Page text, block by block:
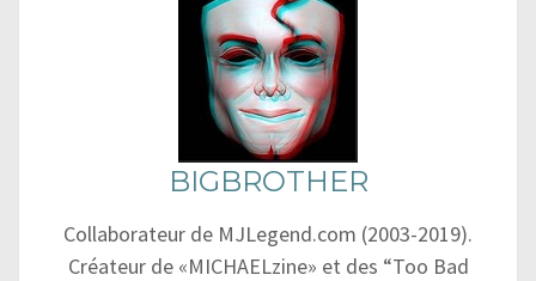
BIGBROTHER
Collaborateur de MJLegend.com (2003-2019).
Créateur de «MICHAELzine» et des “Too Bad